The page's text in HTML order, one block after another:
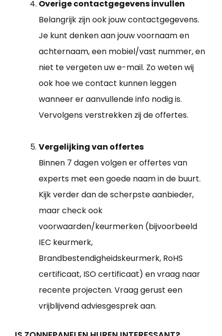
Overige contactgegevens invullen
Belangrijk zijn ook jouw contactgegevens.
Je kunt denken aan jouw voornaam en
achternaam, een mobiel/vast nummer, en
niet te vergeten uw e-mail. Zo weten wij
ook hoe we contact kunnen leggen
wanneer er aanvullende info nodig is.
Vervolgens verstrekken zij de offertes.
Vergelijking van offertes
Binnen 7 dagen volgen er offertes van
experts met een goede naam in de buurt.
Kijk verder dan de scherpste aanbieder,
maar check ook
voorwaarden/keurmerken (bijvoorbeeld
IEC keurmerk,
Brandbestendigheidskeurmerk, RoHS
certificaat, ISO certificaat) en vraag naar
recente projecten. Vraag gerust een
vrijblijvend adviesgesprek aan.